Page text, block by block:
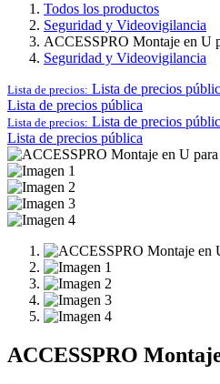
Todos los productos
Seguridad y Videovigilancia
ACCESSPRO Montaje en U
Seguridad y Videovigilancia
Lista de precios: Lista de precios
Lista de precios pública
Lista de precios: Lista de precios
Lista de precios pública
ACCESSPRO